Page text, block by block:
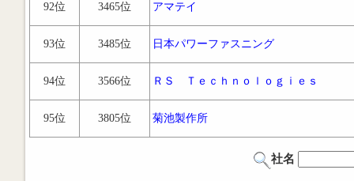
92位 3465位 アマテイ
93位 3485位 日本パワーファスニング
94位 3566位 ＲＳ Ｔｅｃｈｎｏｌｏｇｉｅｓ
95位 3805位 菊池製作所
社名